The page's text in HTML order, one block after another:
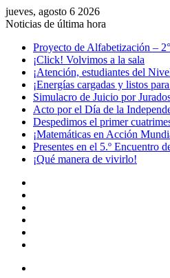
jueves, agosto 6 2026
Noticias de última hora
Proyecto de Alfabetización –
¡Click! Volvimos a la sala
¡Atención, estudiantes del
¡Energías cargadas y listos
Simulacro de Juicio por
Acto por el Día de la
Despedimos el primer
¡Matemáticas en Acción
Presentes en el 5.º Encuentro
¡Qué manera de vivirlo!